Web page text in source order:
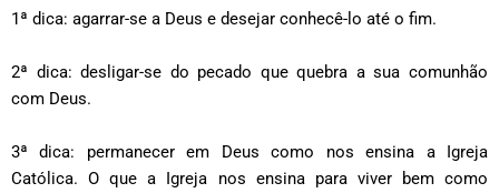
1ª dica: agarrar-se a Deus e desejar conhecê-lo até o fim.
2ª dica: desligar-se do pecado que quebra a sua comunhão
com Deus.
3ª dica: permanecer em Deus como nos ensina a Igreja
Católica. O que a Igreja nos ensina para viver bem como